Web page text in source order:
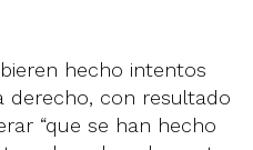
hecho intentos
derecho, con resultado
“que se han hecho